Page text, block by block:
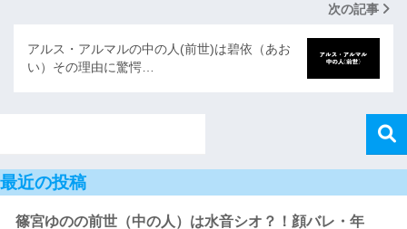
次の記事
アルス・アルマルの中の人(前世)は碧依（あお
い）その理由に驚愕…
最近の投稿
篠宮ゆのの前世（中の人）は水音シオ？！顔バレ・年